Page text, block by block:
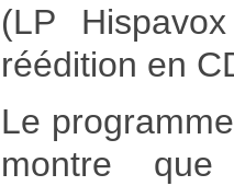
(LP
réédition en
Le
montre